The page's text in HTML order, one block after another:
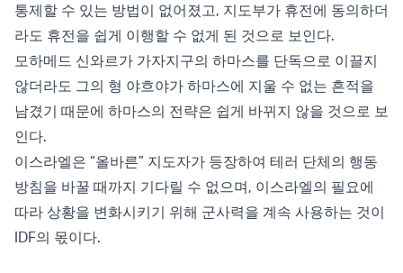
통제할 수 있는 방법이 없어졌고, 지도부가 휴전에 동의하더
라도 휴전을 쉽게 이행할 수 없게 된 것으로 보인다.
모하메드 신와르가 가자지구의 하마스를 단독으로 이끌지
않더라도 그의 형 야흐야가 하마스에 지울 수 없는 흔적을
남겼기 때문에 하마스의 전략은 쉽게 바뀌지 않을 것으로 보
인다.
이스라엘은 “올바른” 지도자가 등장하여 테러 단체의 행동
방침을 바꿀 때까지 기다릴 수 없으며, 이스라엘의 필요에
따라 상황을 변화시키기 위해 군사력을 계속 사용하는 것이
IDF의 몫이다.